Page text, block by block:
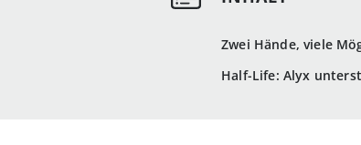
Zwei Hände, viele
Half-Life: Alyx